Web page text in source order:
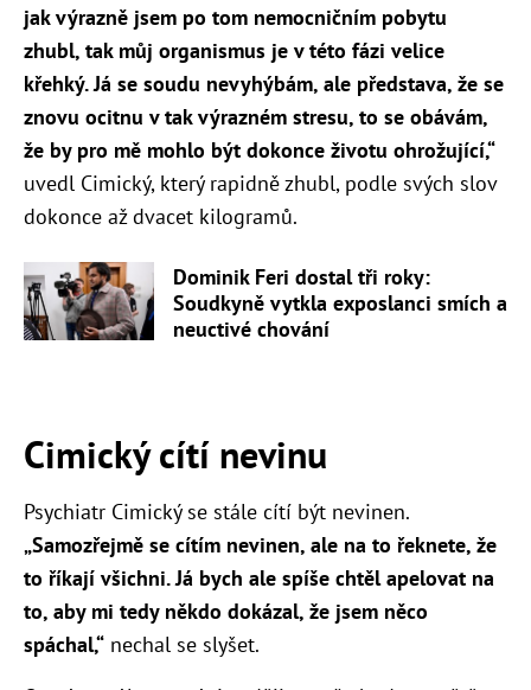
jak výrazně jsem po tom nemocničním pobytu
zhubl, tak můj organismus je v této fázi velice
křehký. Já se soudu nevyhýbám, ale představa, že se
znovu ocitnu v tak výrazném stresu, to se obávám,
že by pro mě mohlo být dokonce životu ohrožující,“
uvedl Cimický, který rapidně zhubl, podle svých slov
dokonce až dvacet kilogramů.
Dominik Feri dostal tři roky:
Soudkyně vytkla exposlanci smích a
neuctivé chování
Cimický cítí nevinu
Psychiatr Cimický se stále cítí být nevinen.
„Samozřejmě se cítím nevinen, ale na to řeknete, že
to říkají všichni. Já bych ale spíše chtěl apelovat na
to, aby mi tedy někdo dokázal, že jsem něco
spáchal,“ nechal se slyšet.